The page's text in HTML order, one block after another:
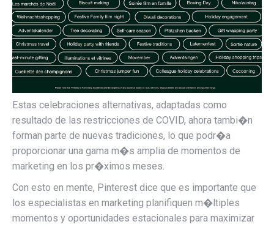
Estas celebraciones alternativas, adaptadas como
resultado de las restricciones de COVID, ahora tambi�n
forman parte de nuevas tradiciones, lo que podr�a
proporcionar una gama m�s amplia de momentos de
marketing en los pr�ximos meses.
Con esto en mente, Pinterest dice que es importante que
los especialistas en marketing planifiquen m�ltiples
momentos y oportunidades estacionales para maximizar